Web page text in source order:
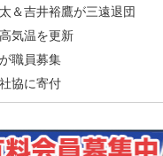
＆吉井裕鷹が三遠退団
気温を更新
職員募集
協に寄付